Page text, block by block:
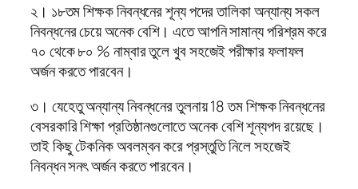
২। ১৮তম শিক্ষক নিবন্ধনের শূন্য পদের তালিকা অন্যান্য সকল
নিবন্ধনের চেয়ে অনেক বেশি। এতে আপনি সামান্য পরিশ্রম করে
৭০ থেকে ৮০ % নাম্বার তুলে খুব সহজেই পরীক্ষার ফলাফল
অর্জন করতে পারবেন।
৩। যেহেতু অন্যান্য নিবন্ধনের তুলনায় 18 তম শিক্ষক নিবন্ধনের
বেসরকারি শিক্ষা প্রতিষ্ঠানগুলোতে অনেক বেশি শূন্যপদ রয়েছে।
তাই কিছু টেকনিক অবলম্বন করে প্রস্তুতি নিলে সহজেই
নিবন্ধন সনৎ অর্জন করতে পারবেন।